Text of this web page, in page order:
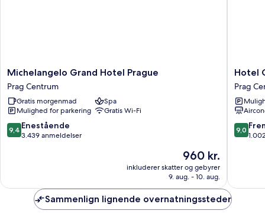
Michelangelo
Grand
Hotel
Prague
Prag
Centrum
Michelangelo Grand Hotel Prague
Prag Centrum
Gratis morgenmad
Spa
Mulighed for parkering
Gratis Wi-Fi
9.4
ud
anmeldelser
9,4 Enestående
3.439 anmeldelser
Prisen
er
960 kr.
960 kr.
inkluderer skatter og gebyrer
9. aug. - 10. aug.
Hotel
Caesar
Prague
Prag
Hotel
Prag
9.0
ud
9,0
Sammenlign lignende overnatningssteder